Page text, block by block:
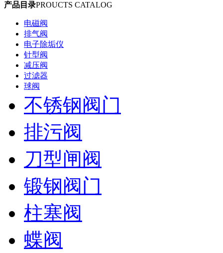
产品目录PROUCTS CATALOG
电磁阀
排气阀
电子除垢仪
针型阀
减压阀
过滤器
球阀
不锈钢阀门
排污阀
刀型闸阀
锻钢阀门
柱塞阀
蝶阀